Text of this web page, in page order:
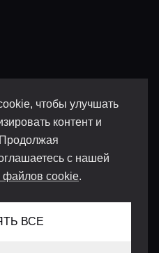
чтобы улучшать
контент и
с нашей
файлов cookie.
ВСЕ